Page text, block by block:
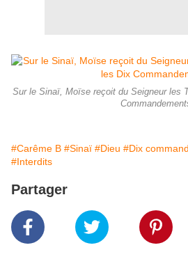
Sur le Sinaï, Moïse reçoit du Seigneur les
#Carême B #Sinaï #Dieu #Dix
#Interdits
Partager